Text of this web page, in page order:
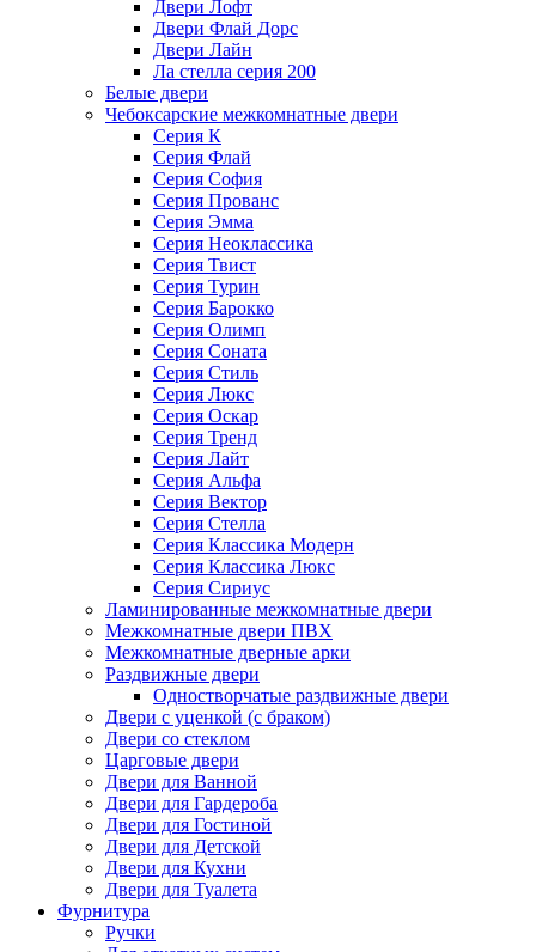
Двери Лофт
Двери Флай Дорс
Двери Лайн
Ла стелла серия 200
Белые двери
Чебоксарские межкомнатные двери
Серия К
Серия Флай
Серия София
Серия Прованс
Серия Эмма
Серия Неоклассика
Серия Твист
Серия Турин
Серия Барокко
Серия Олимп
Серия Соната
Серия Стиль
Серия Люкс
Серия Оскар
Серия Тренд
Серия Лайт
Серия Альфа
Серия Вектор
Серия Стелла
Серия Классика Модерн
Серия Классика Люкс
Серия Сириус
Ламинированные межкомнатные двери
Межкомнатные двери ПВХ
Межкомнатные дверные арки
Раздвижные двери
Одностворчатые раздвижные двери
Двери с уценкой (с браком)
Двери со стеклом
Царговые двери
Двери для Ванной
Двери для Гардероба
Двери для Гостиной
Двери для Детской
Двери для Кухни
Двери для Туалета
Фурнитура
Ручки